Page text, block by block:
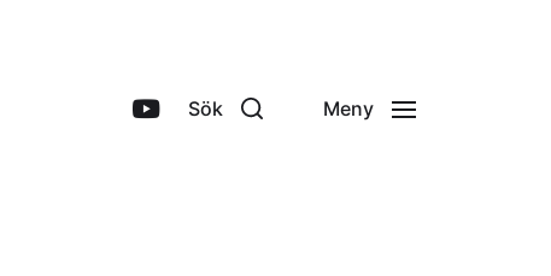
Sök Meny